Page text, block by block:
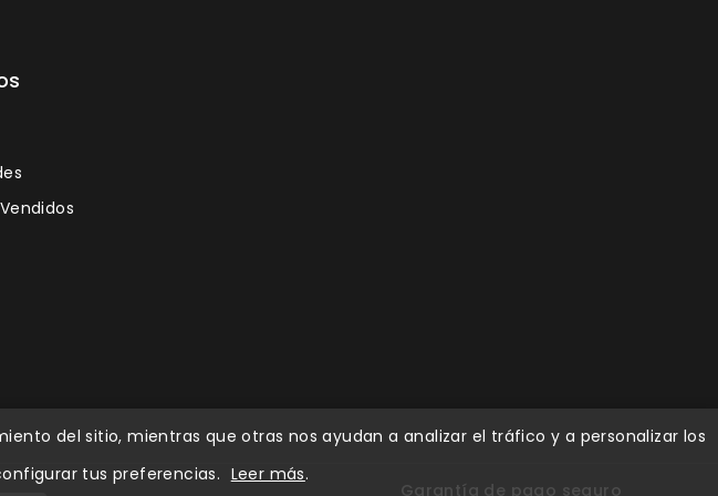
del sitio, mientras que otras nos ayudan a analizar el tráfico y a personalizar los
tus preferencias. Leer más.
Garantía de pago seguro